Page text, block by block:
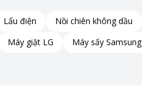
Lẩu điện Nồi chiên không dầu
Máy giặt LG Máy sấy Samsung